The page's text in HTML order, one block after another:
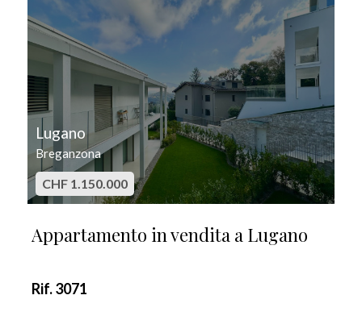
Lugano
Breganzona
CHF 1.150.000
Appartamento in vendita a Lugano
Rif. 3071